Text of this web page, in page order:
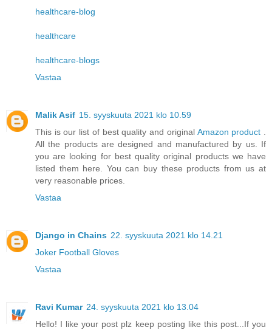
healthcare-blog
healthcare
healthcare-blogs
Vastaa
Malik Asif 15. syyskuuta 2021 klo 10.59
This is our list of best quality and original Amazon product
All the products are designed and manufactured by us. If
you are looking for best quality original products we have
listed them here. You can buy these products from us at
very reasonable prices.
Vastaa
Django in Chains 22. syyskuuta 2021 klo 14.21
Joker Football Gloves
Vastaa
Ravi Kumar 24. syyskuuta 2021 klo 13.04
Hello! I like your post plz keep posting like this post...If you